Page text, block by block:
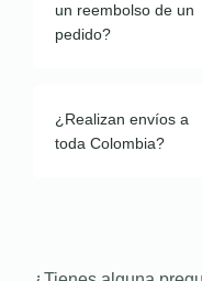
un reembolso de un
pedido?
¿Realizan envíos a
toda Colombia?